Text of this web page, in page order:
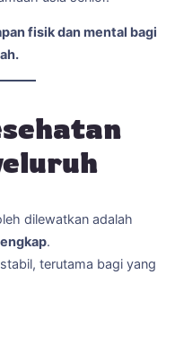
fisik dan mental bagi
dilewatkan adalah
.
terutama bagi yang